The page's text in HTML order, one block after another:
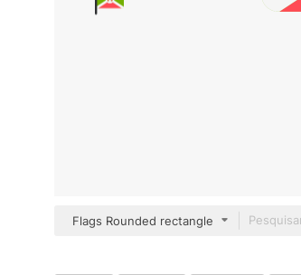
Flags Rounded rectangle